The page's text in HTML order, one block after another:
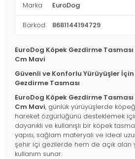
Marka EuroDog
Barkod 8681144194729
EuroDog Köpek Gezdirme
Cm Mavi
Güvenli ve Konforlu Yürüyüşler
Gezdirme Tasması
EuroDog Köpek Gezdirme
Cm Mavi, günlük yürüyüşlerde
hareket özgürlüğünü desteklemek
dayanıklı ve kullanışlı bir köpek
yapısı, sağlam materyali ve ideal
şehir içi gezilerde hem de açık alan
kullanım sunar.